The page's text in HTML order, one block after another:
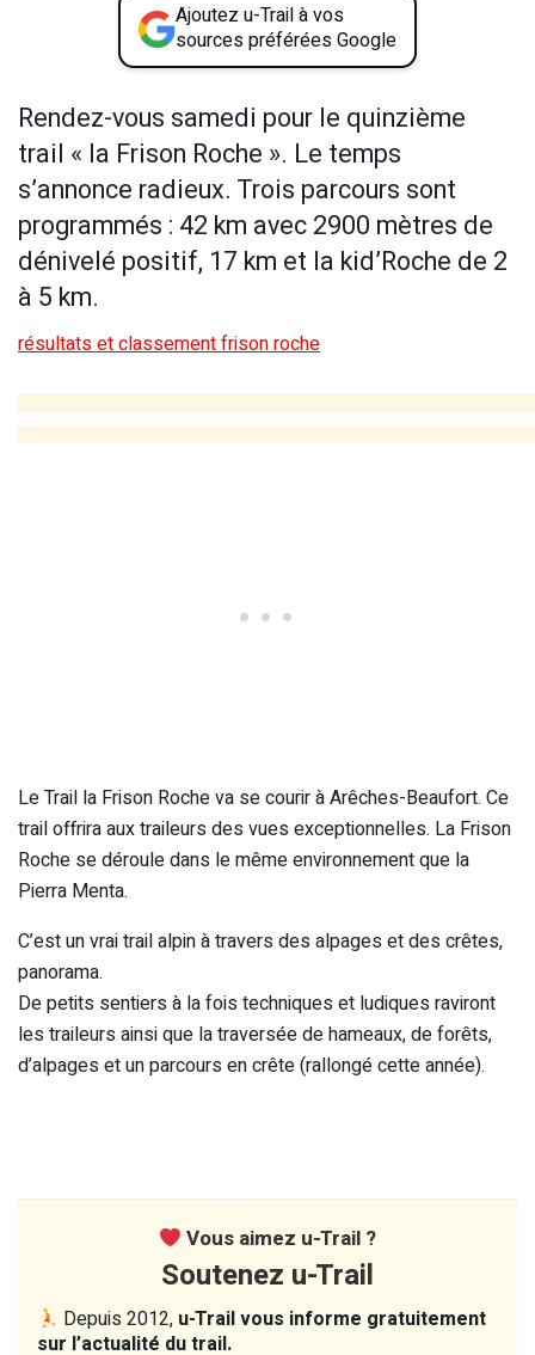
Ajoutez u-Trail à vos
sources préférées Google
Rendez-vous samedi pour le quinzième
trail « la Frison Roche ». Le temps
s’annonce radieux. Trois parcours sont
programmés : 42 km avec 2900 mètres de
dénivelé positif, 17 km et la kid’Roche de 2
à 5 km.
résultats et classement frison roche
Le Trail la Frison Roche va se courir à Arêches-Beaufort. Ce
trail offrira aux traileurs des vues exceptionnelles. La Frison
Roche se déroule dans le même environnement que la
Pierra Menta.
C’est un vrai trail alpin à travers des alpages et des crêtes,
panorama.
De petits sentiers à la fois techniques et ludiques raviront
les traileurs ainsi que la traversée de hameaux, de forêts,
d’alpages et un parcours en crête (rallongé cette année).
Vous aimez u-Trail ?
Soutenez u-Trail
Depuis 2012, u-Trail vous informe gratuitement
sur l’actualité du trail.